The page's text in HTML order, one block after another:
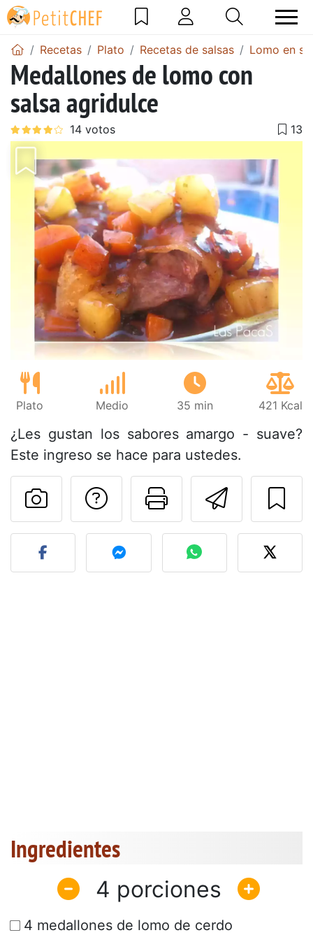
Recetas Plato Recetas de salsas Lomo en
Medallones de lomo con
salsa agridulce
Plato Medio 35 min 421 Kcal
¿Les gustan los sabores amargo - suave?
Este ingreso se hace para ustedes.
Imprimir
Preguntar al autor
Publicar la foto de esta
Ingredientes
4
4 medallones de lomo de cerdo